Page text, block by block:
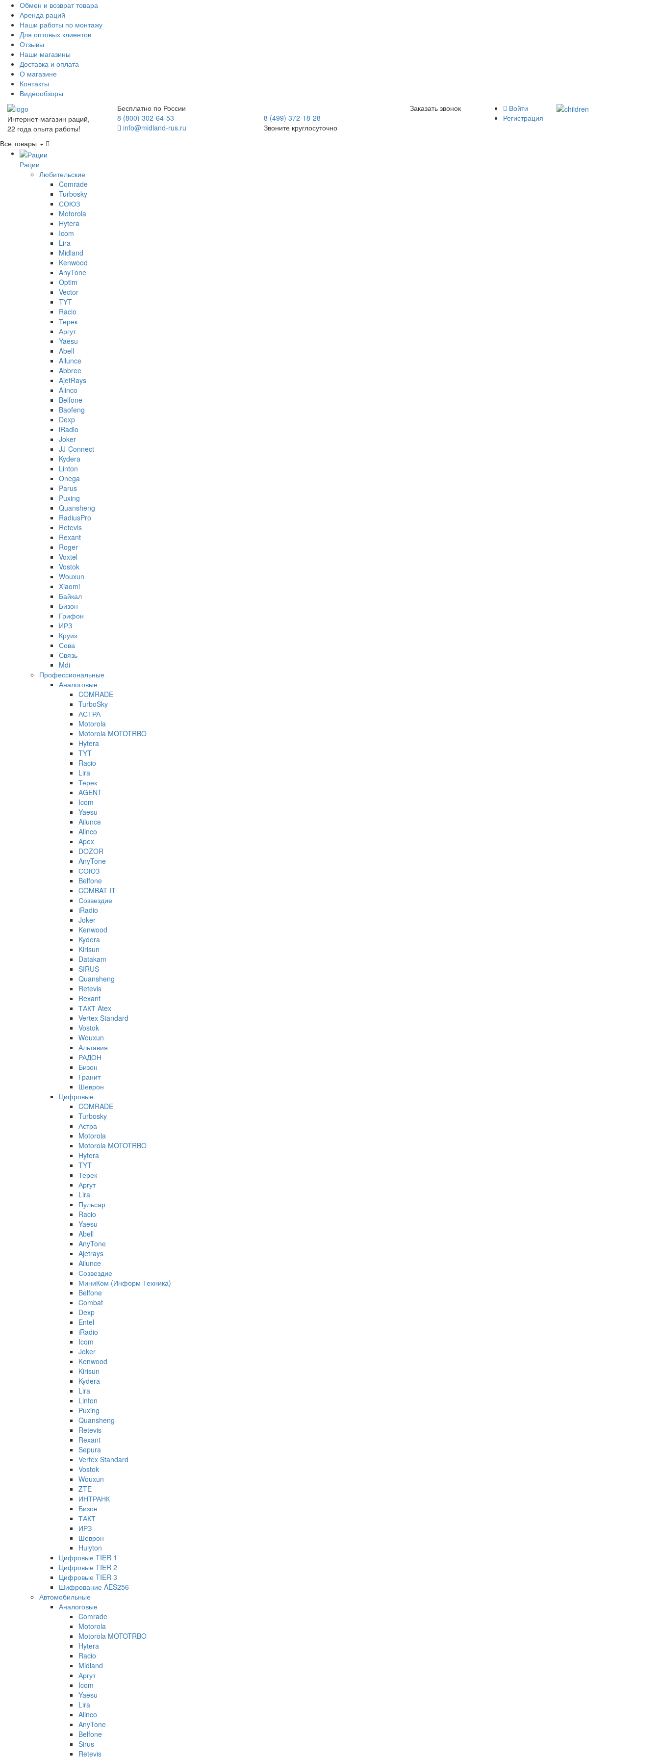
Обмен и возврат товара
Аренда раций
Наши работы по монтажу
Для оптовых клиентов
Отзывы
Наши магазины
Доставка и оплата
О магазине
Контакты
Видеообзоры
Интернет-магазин раций,
22 года опыта работы!
Бесплатно по России
8 (800) 302-64-53
info@midland-rus.ru
8 (499) 372-18-28
Звоните круглосуточно
Заказать звонок
Войти
Регистрация
Все товары
Рации
Любительские
Comrade
Turbosky
СОЮЗ
Motorola
Hytera
Icom
Lira
Midland
Kenwood
AnyTone
Optim
Vector
TYT
Racio
Терек
Аргут
Yaesu
Abell
Ailunce
Abbree
AjetRays
Alinco
Belfone
Baofeng
Dexp
iRadio
Joker
JJ-Connect
Kydera
Linton
Onega
Parus
Puxing
Quansheng
RadiusPro
Retevis
Rexant
Roger
Voxtel
Vostok
Wouxun
Xiaomi
Байкал
Бизон
Грифон
ИРЗ
Круиз
Сова
Связь
Mdi
Профессиональные
Аналоговые
COMRADE
TurboSky
АСТРА
Motorola
Motorola MOTOTRBO
Hytera
TYT
Racio
Lira
Терек
AGENT
Icom
Yaesu
Ailunce
Alinco
Apex
DOZOR
AnyTone
СОЮЗ
Belfone
COMBAT IT
Созвездие
iRadio
Joker
Kenwood
Kydera
Kirisun
Datakam
SIRUS
Quansheng
Retevis
Rexant
ТАКТ Atex
Vertex Standard
Vostok
Wouxun
Альтавия
РАДОН
Бизон
Гранит
Шеврон
Цифровые
COMRADE
Turbosky
Астра
Motorola
Motorola MOTOTRBO
Hytera
TYT
Терек
Аргут
Lira
Пульсар
Racio
Yaesu
Abell
AnyTone
Ajetrays
Ailunce
Созвездие
МиниКом (Информ Техника)
Belfone
Combat
Dexp
Entel
iRadio
Icom
Joker
Kenwood
Kirisun
Kydera
Lira
Linton
Puxing
Quansheng
Retevis
Rexant
Sepura
Vertex Standard
Vostok
Wouxun
ZTE
ИНТРАНК
Бизон
ТАКТ
ИРЗ
Шеврон
Huiyton
Цифровые TIER 1
Цифровые TIER 2
Цифровые TIER 3
Шифрование AES256
Автомобильные
Аналоговые
Comrade
Motorola
Motorola MOTOTRBO
Hytera
Racio
Midland
Аргут
Icom
Yaesu
Lira
Alinco
AnyTone
Belfone
Sirus
Retevis